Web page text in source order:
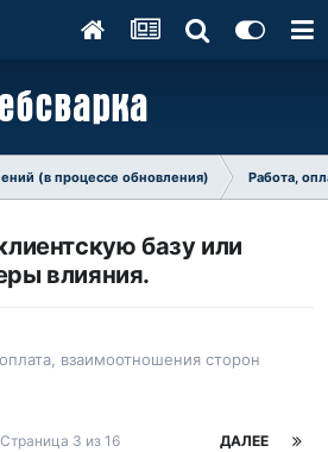
(в процессе обновления) Работа,
базу или
влияния.
взаимоотношения сторон
ДАЛЕЕ
Страница 3 из 16